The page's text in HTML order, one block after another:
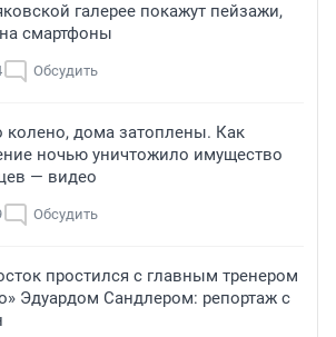
галерее покажут пейзажи,
смартфоны
Обсудить
колено, дома затоплены. Как
ночью уничтожило имущество
— видео
Обсудить
простился с главным тренером
Эдуардом Сандлером: репортаж с